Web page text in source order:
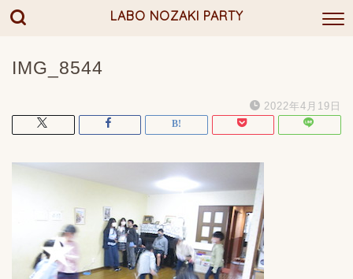
LABO NOZAKI PARTY
IMG_8544
2022年4月19日